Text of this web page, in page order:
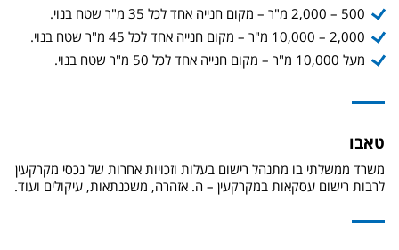
500 – 2,000 מ"ר – מקום חנייה אחד לכל 35 מ"ר שטח בנוי.
2,000 – 10,000 מ"ר – מקום חנייה אחד לכל 45 מ"ר שטח בנוי.
מעל 10,000 מ"ר – מקום חנייה אחד לכל 50 מ"ר שטח בנוי.
טאבו
משרד ממשלתי בו מתנהל רישום בעלות וזכויות אחרות של נכסי מקרקעין
לרבות רישום עסקאות במקרקעין – ה. אזהרה, משכנתאות, עיקולים ועוד.